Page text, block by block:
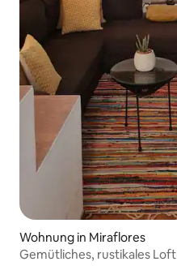
Wohnung in Miraflores
Gemütliches, rustikales Loft